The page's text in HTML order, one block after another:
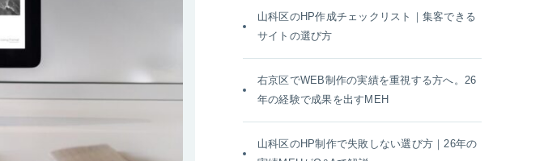
山科区のHP作成チェックリスト｜集客できる
サイトの選び方
右京区でWEB制作の実績を重視する方へ。26
年の経験で成果を出すMEH
山科区のHP制作で失敗しない選び方｜26年の